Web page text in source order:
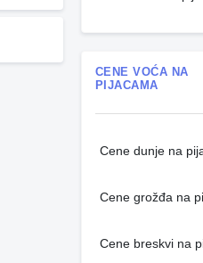
CENE VOĆA NA
PIJACAMA
Cene dunje na
Cene grožđa na
Cene breskvi na